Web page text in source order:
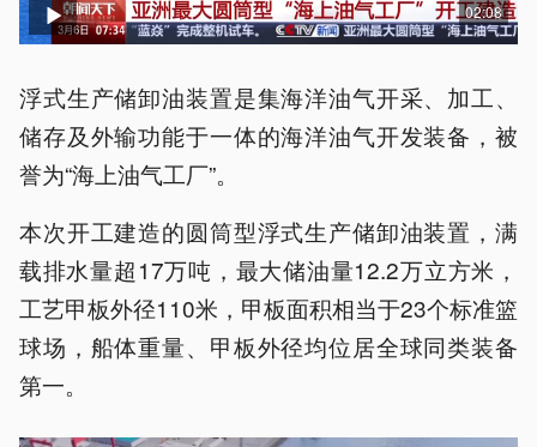
02:08
浮式生产储卸油装置是集海洋油气开采、加工、
储存及外输功能于一体的海洋油气开发装备，被
誉为“海上油气工厂”。
本次开工建造的圆筒型浮式生产储卸油装置，满
载排水量超17万吨，最大储油量12.2万立方米，
工艺甲板外径110米，甲板面积相当于23个标准篮
球场，船体重量、甲板外径均位居全球同类装备
第一。